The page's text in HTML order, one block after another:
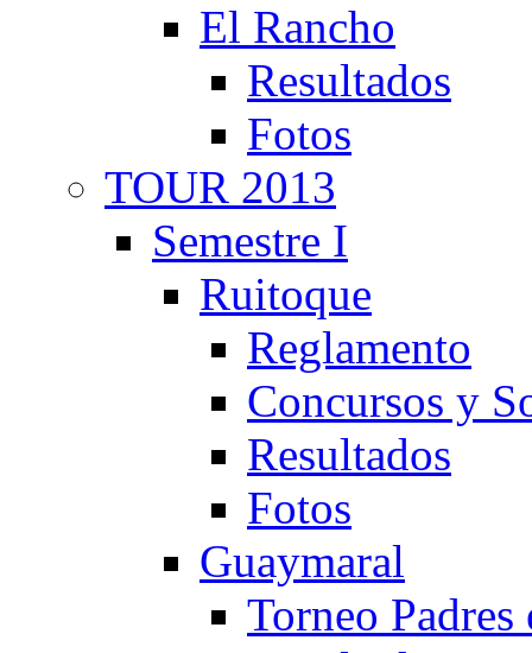
El Rancho
Resultados
Fotos
TOUR 2013
Semestre I
Ruitoque
Reglamento
Concursos y
Resultados
Fotos
Guaymaral
Torneo